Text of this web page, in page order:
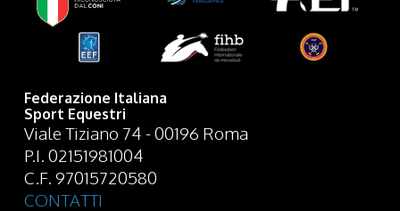
Federazione Italiana
Sport Equestri
Viale Tiziano 74 - 00196 Roma
P.I. 02151981004
C.F. 97015720580
CONTATTI